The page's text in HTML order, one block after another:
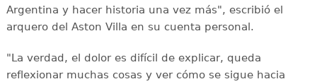
Argentina y hacer historia una vez más", escribió el
arquero del Aston Villa en su cuenta personal.
"La verdad, el dolor es difícil de explicar, queda
reflexionar muchas cosas y ver cómo se sigue hacia